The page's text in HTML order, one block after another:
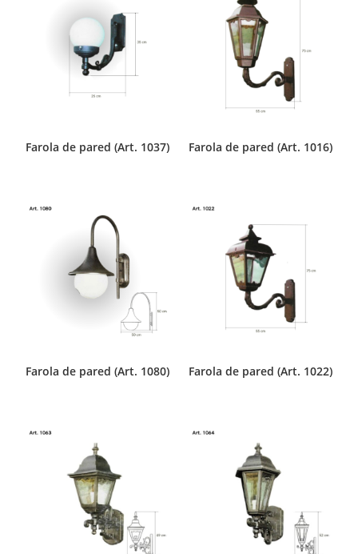
Farola de pared (Art. 1037) Farola de pared (Art. 1016)
Farola de pared (Art. 1080) Farola de pared (Art. 1022)